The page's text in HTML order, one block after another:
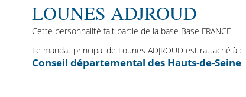
LOUNES ADJROUD
Cette personnalité fait partie de la base Base FRANCE
Le mandat principal de Lounes ADJROUD est rattaché à :
Conseil départemental des Hauts-de-Seine